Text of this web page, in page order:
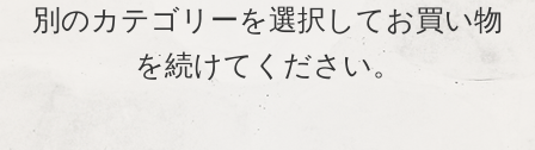
別のカテゴリーを選択してお買い物
を続けてください。